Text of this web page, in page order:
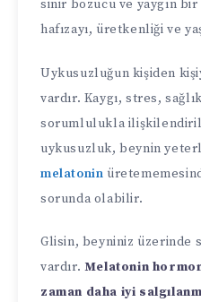
sinir bozucu ve yaygın
hafızayı, üretkenliği ve
Uykusuzluğun kişiden
vardır. Kaygı, stres,
sorumlulukla
uykusuzluk, beynin
melatonin
sorunda olabilir.
Glisin, beyniniz üzerinde
vardır. Melatonin
zaman daha iyi